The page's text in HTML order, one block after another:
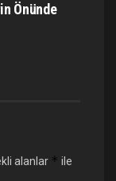
Önünde
alanlar * ile